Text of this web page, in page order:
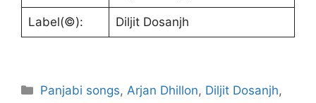
Label(©): Diljit Dosanjh
Categories
Panjabi songs, Arjan Dhillon, Diljit Dosanjh,